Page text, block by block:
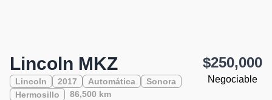
Lincoln MKZ
Lincoln 2017 Automática
Sonora
Hermosillo
86,500 km
$250,000
Negociable